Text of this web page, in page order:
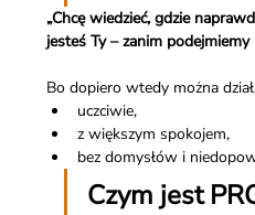
„Chcę wiedzieć, gdzie
jesteś Ty – zanim podejmiemy
Bo dopiero wtedy można
uczciwie,
z większym spokojem,
bez domysłów i
Czym jest